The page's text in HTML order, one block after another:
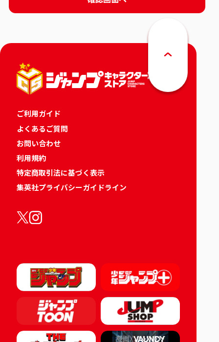
ご利用ガイド
よくあるご質問
お問い合わせ
利用規約
特定商取引法に基づく表示
集英社プライバシーガイドライン